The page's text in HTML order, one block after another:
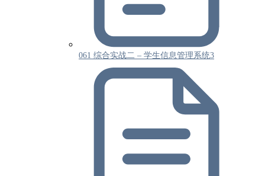
061 综合实战二 – 学生信息管理系统3